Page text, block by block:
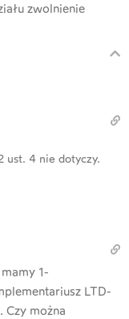
zwolnienie
ust. 4 nie dotyczy.
1-
LTD-
Czy można